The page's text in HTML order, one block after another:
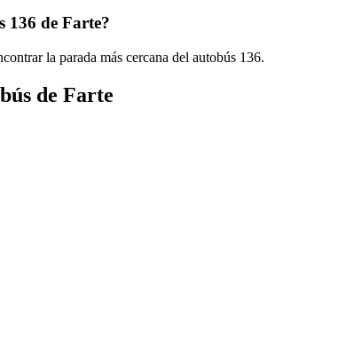
136 de Farte?
la parada más cercana del autobús 136.
de Farte